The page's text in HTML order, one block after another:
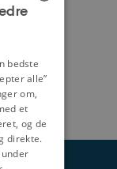
DANISH
bedste
alle”
om,
et
og de
direkte.